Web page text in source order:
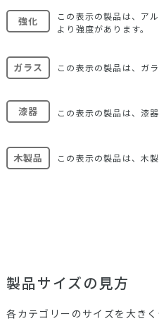
強化
この表示の製品は、ア
より強度があります。
ガラス この表示の製品は、ガラ
漆器 この表示の製品は、漆器
木製品 この表示の製品は、木製
製品サイズの見方
各カテゴリーのサイズを大き